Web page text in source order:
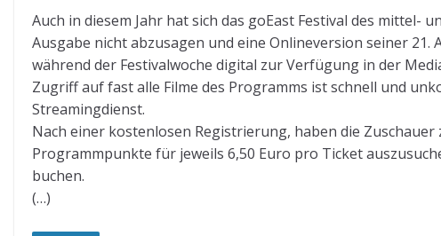
Auch in diesem Jahr hat sich das goEast Festival des mittel-
Ausgabe nicht abzusagen und eine Onlineversion seiner 21.
während der Festivalwoche digital zur Verfügung in der
Zugriff auf fast alle Filme des Programms ist schnell und
Streamingdienst.
Nach einer kostenlosen Registrierung, haben die
Programmpunkte für jeweils 6,50 Euro pro Ticket
buchen.
(…)